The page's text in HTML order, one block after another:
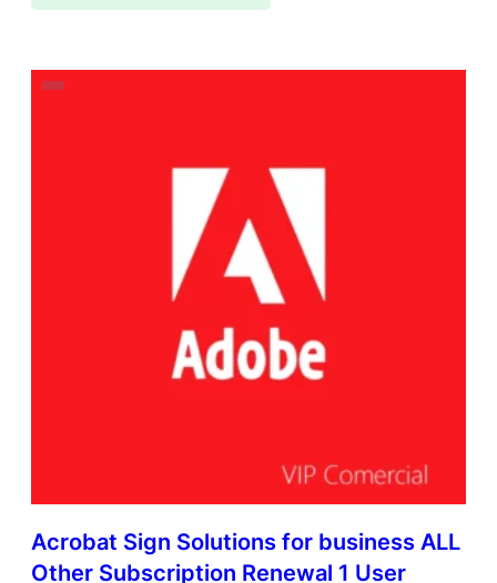
Acrobat Sign Solutions for business ALL
Other Subscription Renewal 1 User